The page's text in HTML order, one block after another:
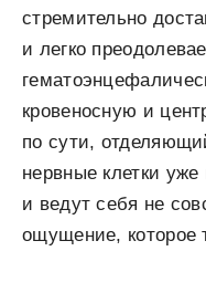
стремительно
и легко
кровеносную и
по сути,
нервные клетки
и ведут себя не
ощущение, которое